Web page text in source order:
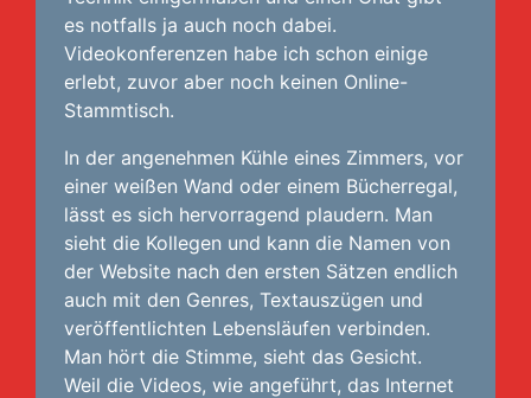
es notfalls ja auch noch dabei.
Videokonferenzen habe ich schon einige
erlebt, zuvor aber noch keinen Online-
Stammtisch.
In der angenehmen Kühle eines Zimmers, vor
einer weißen Wand oder einem Bücherregal,
lässt es sich hervorragend plaudern. Man
sieht die Kollegen und kann die Namen von
der Website nach den ersten Sätzen endlich
auch mit den Genres, Textauszügen und
veröffentlichten Lebensläufen verbinden.
Man hört die Stimme, sieht das Gesicht.
Weil die Videos, wie angeführt, das Internet